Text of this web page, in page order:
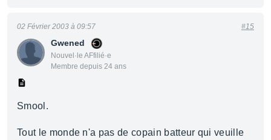
Gwened
Nouvel·le AFfilié·e
Membre depuis 24 ans
02 Février 2003 à 09:57 #15
Smool.
Tout le monde n'a pas de copain batteur qui veuille